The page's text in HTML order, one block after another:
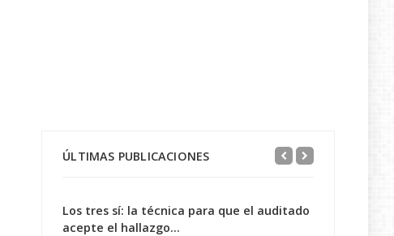
ÚLTIMAS PUBLICACIONES
Los tres sí: la técnica para que el auditado
acepte el hallazgo...